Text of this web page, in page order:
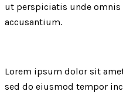
ut perspiciatis unde
accusantium.
Lorem ipsum dolor sit
sed do eiusmod tempor